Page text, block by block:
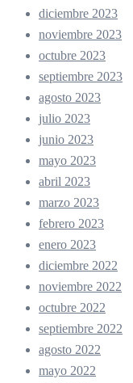
diciembre 2023
noviembre 2023
octubre 2023
septiembre 2023
agosto 2023
julio 2023
junio 2023
mayo 2023
abril 2023
marzo 2023
febrero 2023
enero 2023
diciembre 2022
noviembre 2022
octubre 2022
septiembre 2022
agosto 2022
mayo 2022